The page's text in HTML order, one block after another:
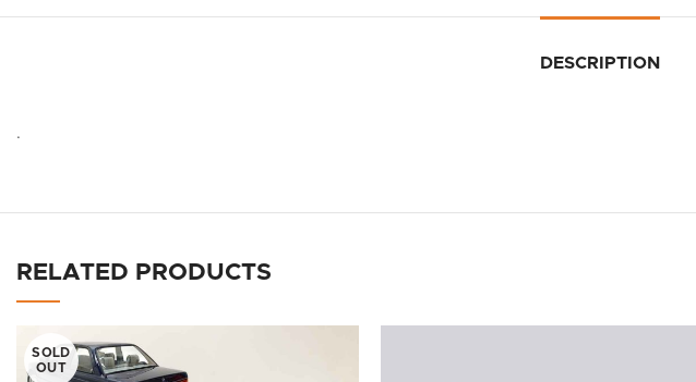
DESCRIPTION
.
RELATED PRODUCTS
SOLD
OUT